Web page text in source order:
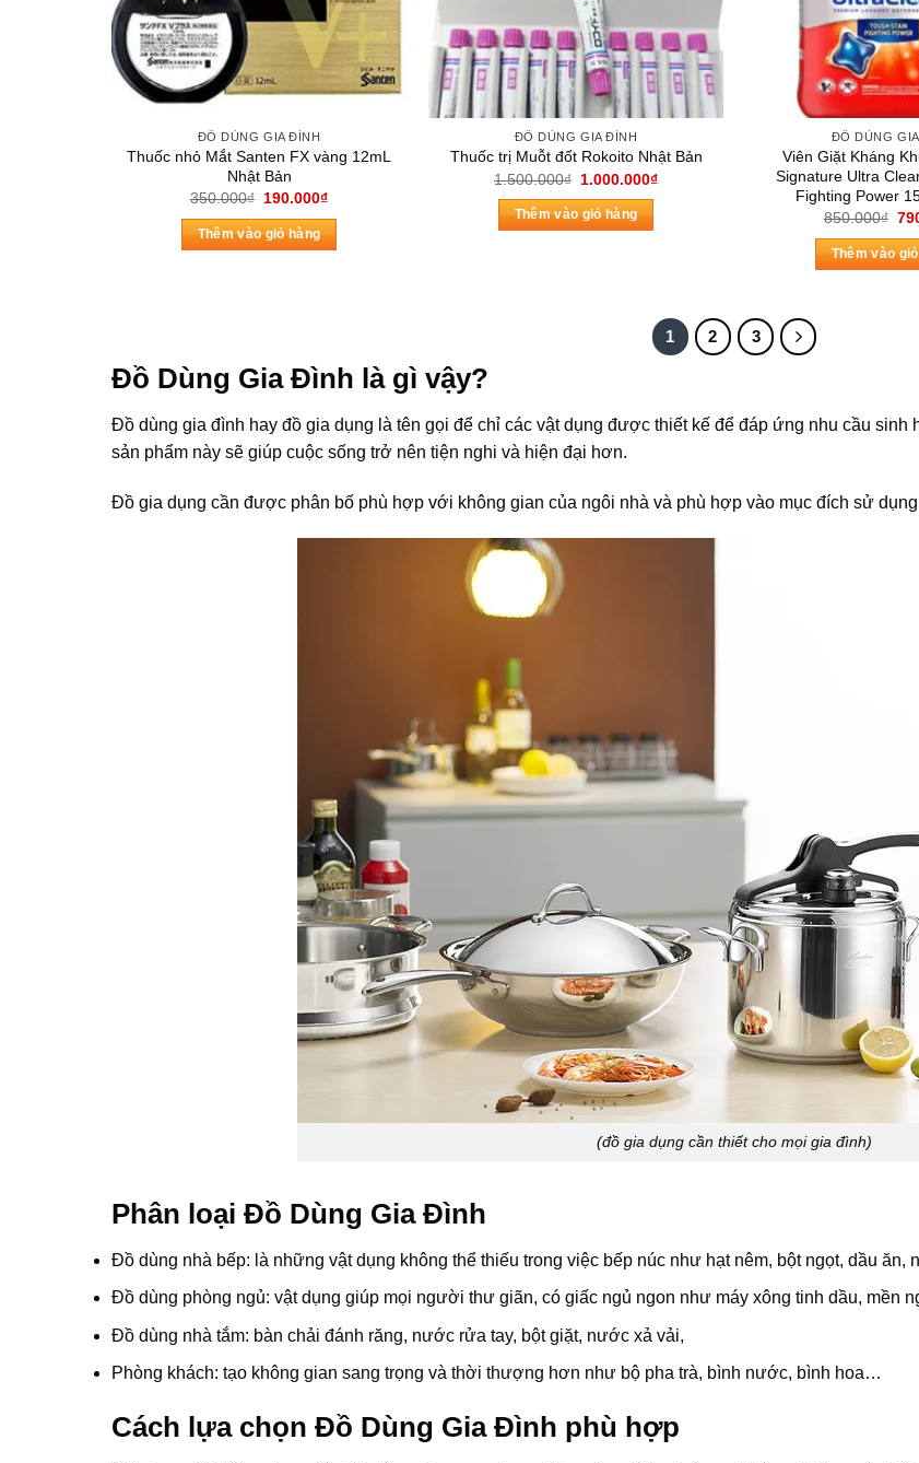
có
thể
trên
sản
ĐỒ DÙNG GIA ĐÌNH
Thuốc nhỏ Mắt Santen FX vàng 12mL
Nhật Bản
350.000₫ Giá
là:
350.000₫.
190.000₫Giá
Thêm vào giỏ hàng
ĐỒ DÙNG GIA ĐÌNH
Thuốc trị Muỗt đốt Rokoito Nhật Bản
1.500.000₫ Giá
là:
1.500.000₫.
1.000.000₫Giá
Thêm vào giỏ hàng
ĐỒ DÙNG
Viên Giặt Kháng
Signature Ultra
Fighting Power
850.000₫
là:
Thêm vào
1 2 3
Đồ Dùng Gia Đình là gì vậy?
Đồ dùng gia đình hay đồ gia dụng là tên gọi để chỉ các vật dụng được thiết kế để đáp ứng nhu cầu sinh
sản phẩm này sẽ giúp cuộc sống trở nên tiện nghi và hiện đại hơn.
Đồ gia dụng cần được phân bố phù hợp với không gian của ngôi nhà và phù hợp vào mục đích sử
(đồ gia dụng cần thiết cho mọi gia đình)
Phân loại Đồ Dùng Gia Đình
Đồ dùng nhà bếp: là những vật dụng không thể thiếu trong việc bếp núc như hạt nêm, bột ngọt, dầu
Đồ dùng phòng ngủ: vật dụng giúp mọi người thư giãn, có giấc ngủ ngon như máy xông tinh dầu, mền
Đồ dùng nhà tắm: bàn chải đánh răng, nước rửa tay, bột giặt, nước xả vải,
Phòng khách: tạo không gian sang trọng và thời thượng hơn như bộ pha trà, bình nước, bình hoa…
Cách lựa chọn Đồ Dùng Gia Đình phù hợp